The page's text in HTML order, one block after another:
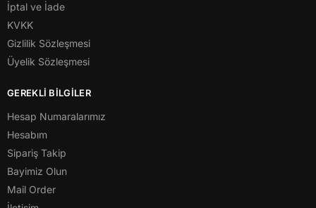
İptal ve İade
KVKK
Gizlilik Sözleşmesi
Üyelik Sözleşmesi
GEREKLİ BİLGİLER
Hesap Numaralarımız
Hesabım
Sipariş Takip
Bayimiz Olun
Mail Order